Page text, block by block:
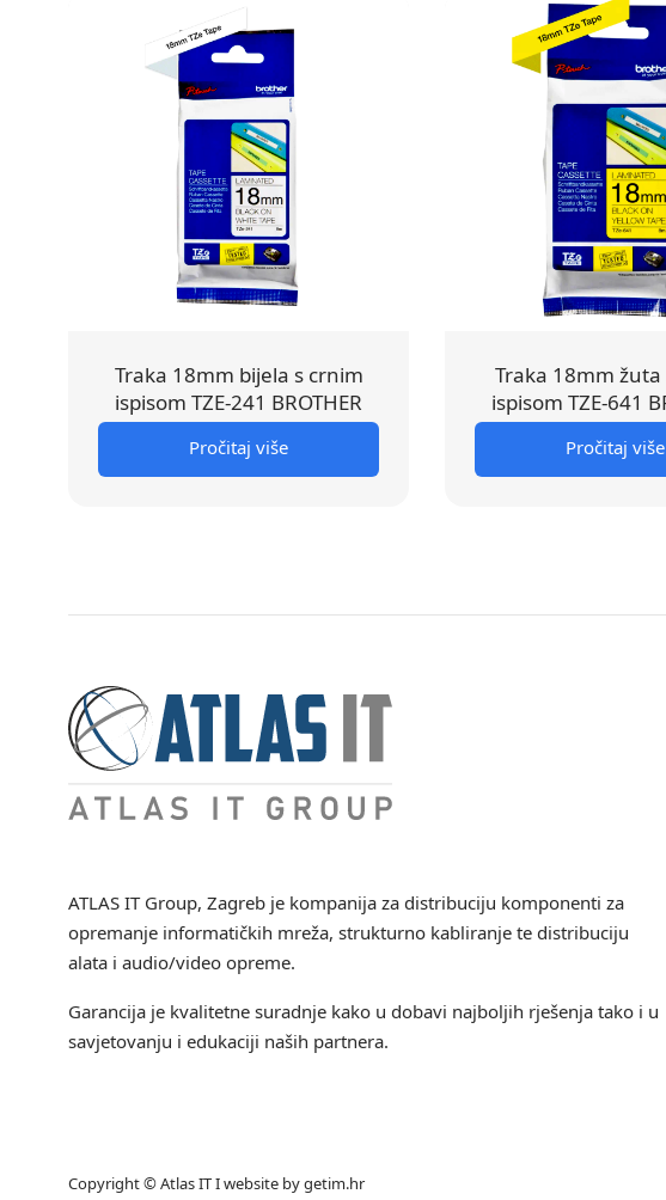
Traka 18mm bijela s crnim
ispisom TZE-241 BROTHER
Pročitaj više
Traka 18mm
ispisom TZE-641
Pročitaj više
ATLAS IT Group, Zagreb je kompanija za distribuciju komponenti za
opremanje informatičkih mreža, strukturno kabliranje te distribuciju
alata i audio/video opreme.
Garancija je kvalitetne suradnje kako u dobavi najboljih rješenja tako i u
savjetovanju i edukaciji naših partnera.
Copyright © Atlas IT I website bygetim.hr